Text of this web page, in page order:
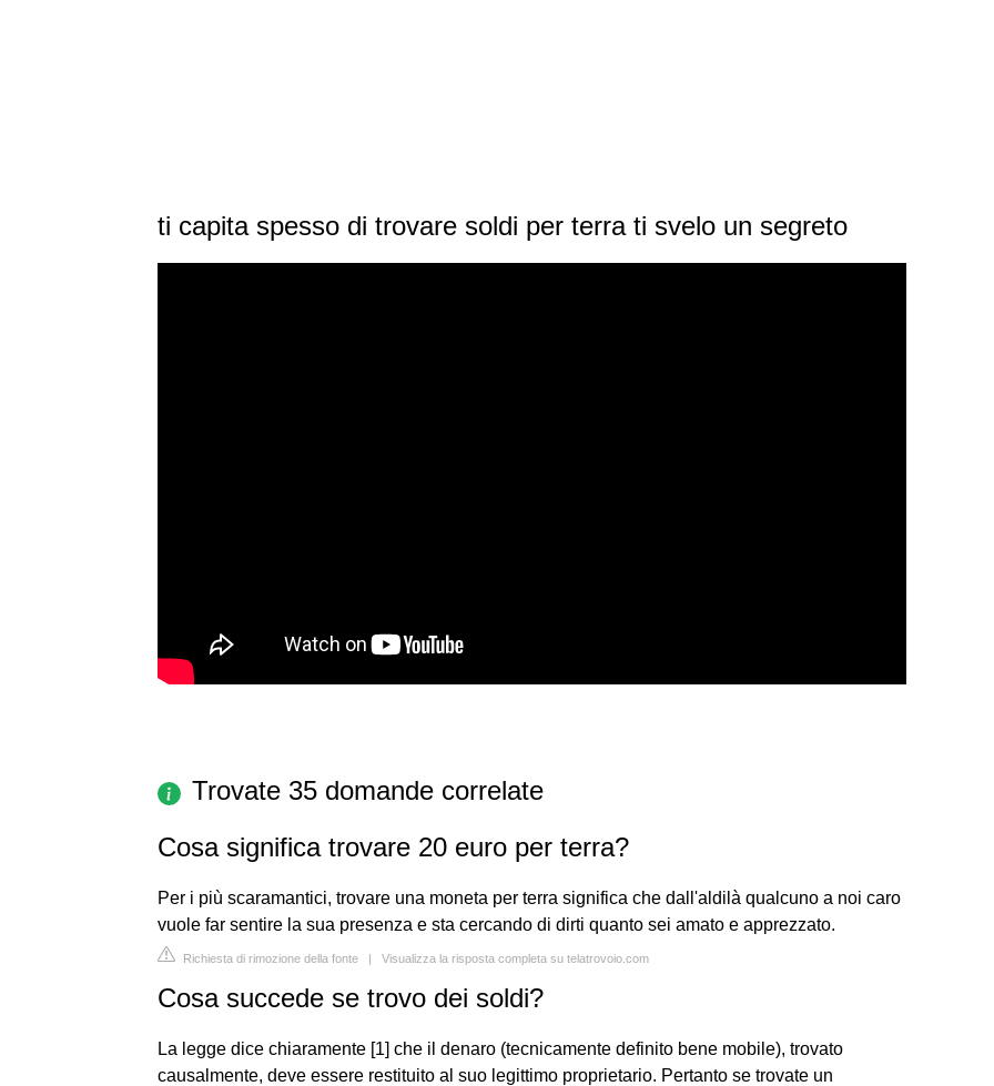
ti capita spesso di trovare soldi per terra ti svelo un segreto
Trovate 35 domande correlate
Cosa significa trovare 20 euro per terra?
Per i più scaramantici, trovare una moneta per terra significa che dall'aldilà qualcuno a noi caro
vuole far sentire la sua presenza e sta cercando di dirti quanto sei amato e apprezzato.
Richiesta di rimozione della fonte | Visualizza la risposta completa su telatrovoio.com
Cosa succede se trovo dei soldi?
La legge dice chiaramente [1] che il denaro (tecnicamente definito bene mobile), trovato
causalmente, deve essere restituito al suo legittimo proprietario. Pertanto se trovate un